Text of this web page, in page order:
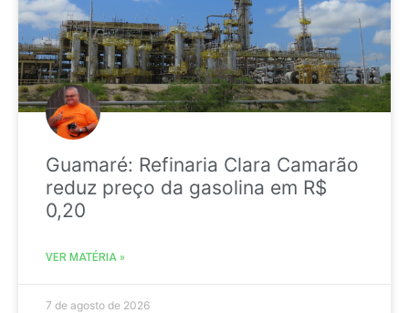
Guamaré: Refinaria Clara Camarão
reduz preço da gasolina em R$
0,20
VER MATÉRIA »
7 de agosto de 2026